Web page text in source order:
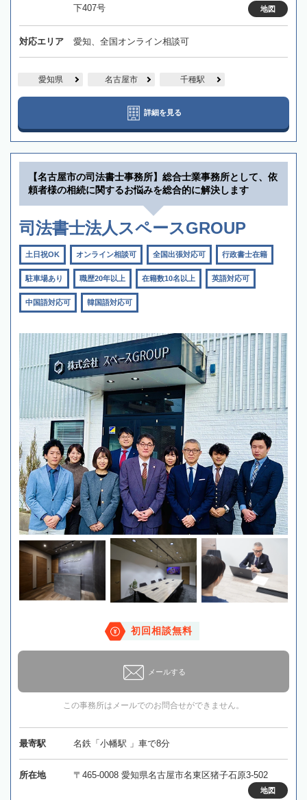
下407号
地図
対応エリア 愛知、全国オンライン相談可
愛知県 名古屋市 千種駅
詳細を見る
【名古屋市の司法書士事務所】総合士業事務所として、依
頼者様の相続に関するお悩みを総合的に解決します
司法書士法人スペースGROUP
土日祝OK オンライン相談可 全国出張対応可 行政書士在籍
駐車場あり 職歴20年以上 在籍数10名以上 英語対応可
中国語対応可 韓国語対応可
初回相談無料
メールする
この事務所はメールでのお問合せができません。
最寄駅 名鉄「小幡駅 」車で8分
所在地 〒465-0008 愛知県名古屋市名東区猪子石原3-502
地図